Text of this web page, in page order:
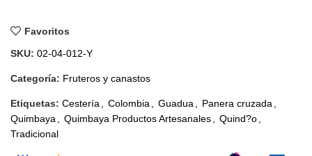
Favoritos
SKU: 02-04-012-Y
Categoría: Fruteros y canastos
Etiquetas: Cestería Colombia Guadua Panera cruzada
Quimbaya
Quimbaya Productos Artesanales Quind?o
Tradicional